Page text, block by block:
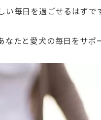
毎日を過ごせるはずです
たと愛犬の毎日をサポ